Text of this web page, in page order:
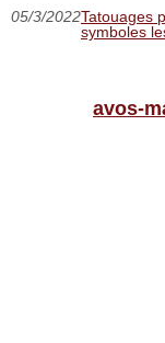
05/3/2022Tatouages
symboles
avos-